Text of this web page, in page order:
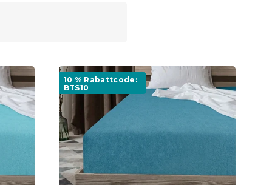
10 % Rabattcode:
BTS10